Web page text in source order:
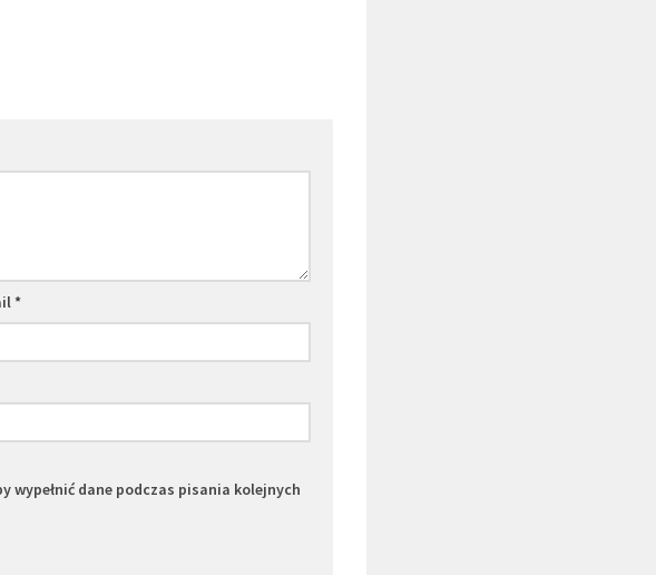
*
wypełnić dane podczas pisania kolejnych